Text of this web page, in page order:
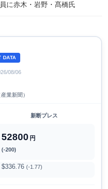
に赤木・岩野・髙橋氏
DATA
08/06
業新聞）
新断プレス
52800 円
(-200)
$336.76 (-1.77)